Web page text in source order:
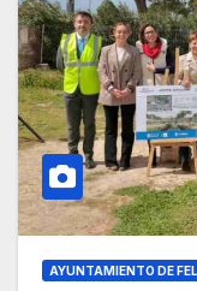
AYUNTAMIENTO DE